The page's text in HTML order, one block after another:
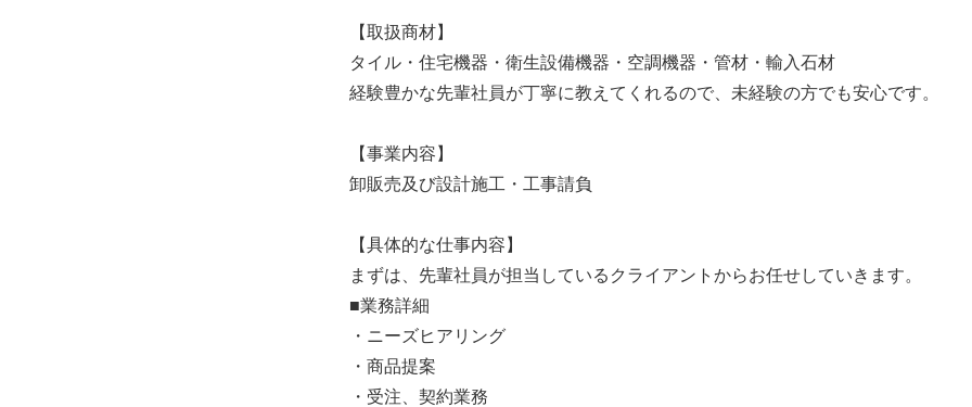
【取扱商材】
タイル・住宅機器・衛生設備機器・空調機器・管材・輸入石材
経験豊かな先輩社員が丁寧に教えてくれるので、未経験の方でも安心です。
【事業内容】
卸販売及び設計施工・工事請負
【具体的な仕事内容】
まずは、先輩社員が担当しているクライアントからお任せしていきます。
■業務詳細
・ニーズヒアリング
・商品提案
・受注、契約業務